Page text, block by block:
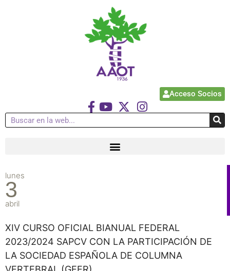
Acceso Socios
lunes
3
abril
XIV CURSO OFICIAL BIANUAL FEDERAL
2023/2024 SAPCV CON LA PARTICIPACIÓN DE
LA SOCIEDAD ESPAÑOLA DE COLUMNA